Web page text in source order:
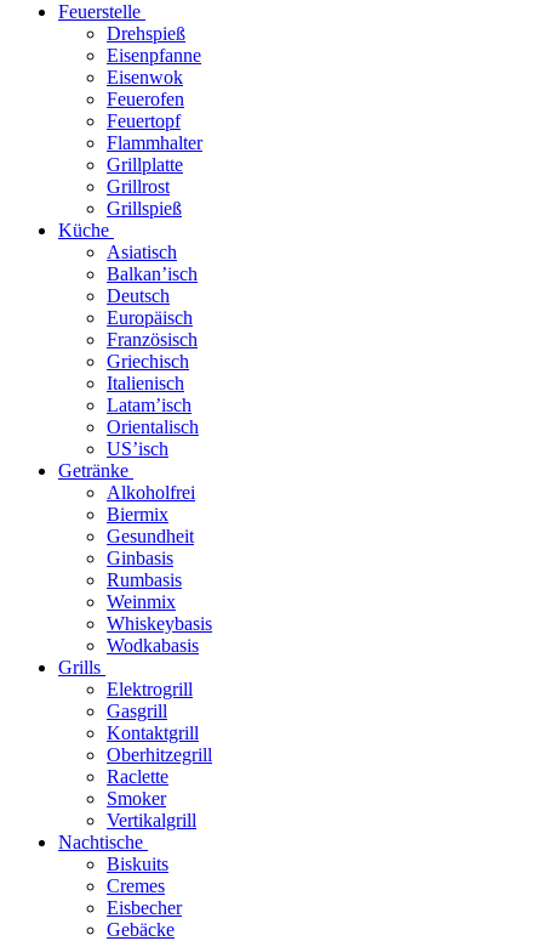
Feuerstelle
Drehspieß
Eisenpfanne
Eisenwok
Feuerofen
Feuertopf
Flammhalter
Grillplatte
Grillrost
Grillspieß
Küche
Asiatisch
Balkan’isch
Deutsch
Europäisch
Französisch
Griechisch
Italienisch
Latam’isch
Orientalisch
US’isch
Getränke
Alkoholfrei
Biermix
Gesundheit
Ginbasis
Rumbasis
Weinmix
Whiskeybasis
Wodkabasis
Grills
Elektrogrill
Gasgrill
Kontaktgrill
Oberhitzegrill
Raclette
Smoker
Vertikalgrill
Nachtische
Biskuits
Cremes
Eisbecher
Gebäcke